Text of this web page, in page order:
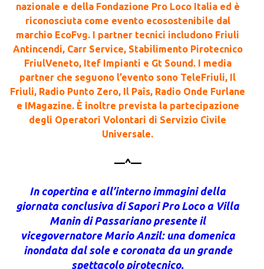
nazionale e della Fondazione Pro Loco Italia ed è
riconosciuta come evento ecosostenibile dal
marchio EcoFvg. I partner tecnici includono Friuli
Antincendi, Carr Service, Stabilimento Pirotecnico
FriulVeneto, Itef Impianti e Gt Sound. I media
partner che seguono l’evento sono TeleFriuli, Il
Friuli, Radio Punto Zero, Il Paîs, Radio Onde Furlane
e IMagazine. È inoltre prevista la partecipazione
degli Operatori Volontari di Servizio Civile
Universale.
—^—
In copertina e all’interno immagini della
giornata conclusiva di Sapori Pro Loco a Villa
Manin di Passariano presente il
vicegovernatore Mario Anzil: una domenica
inondata dal sole e coronata da un grande
spettacolo pirotecnico.